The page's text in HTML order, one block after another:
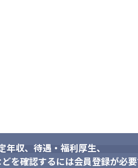
年収、待遇・福利厚生、
を確認するには会員登録が必